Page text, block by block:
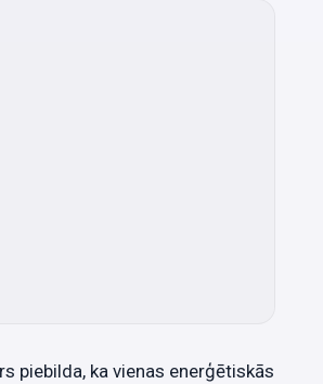
piebilda, ka vienas enerģētiskās